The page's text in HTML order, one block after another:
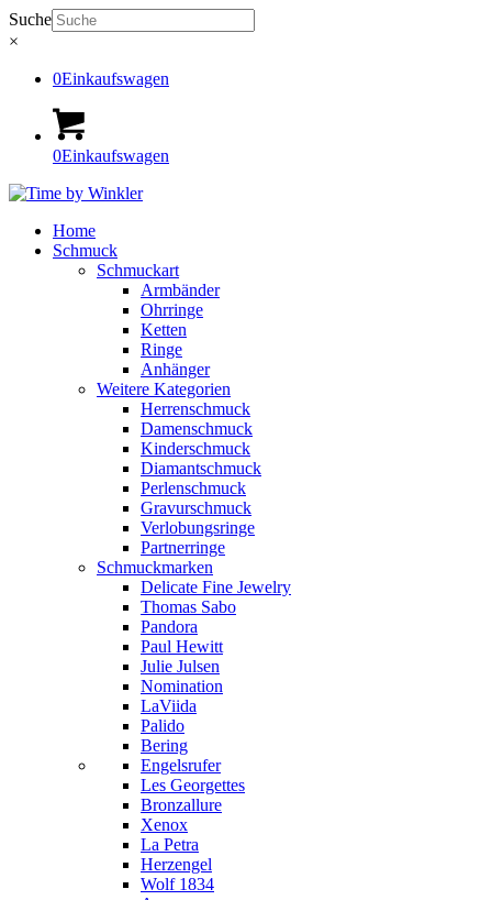
Suche
×
0Einkaufswagen
0Einkaufswagen
Home
Schmuck
Schmuckart
Armbänder
Ohrringe
Ketten
Ringe
Anhänger
Weitere Kategorien
Herrenschmuck
Damenschmuck
Kinderschmuck
Diamantschmuck
Perlenschmuck
Gravurschmuck
Verlobungsringe
Partnerringe
Schmuckmarken
Delicate Fine Jewelry
Thomas Sabo
Pandora
Paul Hewitt
Julie Julsen
Nomination
LaViida
Palido
Bering
Engelsrufer
Les Georgettes
Bronzallure
Xenox
La Petra
Herzengel
Wolf 1834